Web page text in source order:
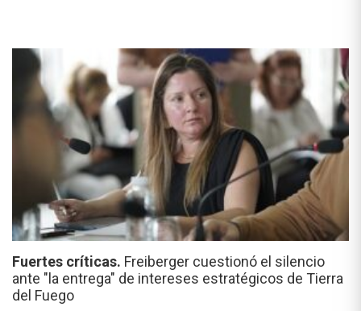
Fuertes críticas. Freiberger cuestionó el silencio
ante "la entrega" de intereses estratégicos de Tierra
del Fuego